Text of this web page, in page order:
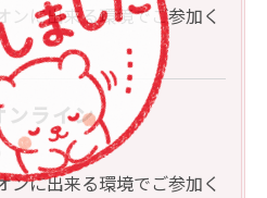
に出来る環境でご参加く
ライン
に出来る環境でご参加く